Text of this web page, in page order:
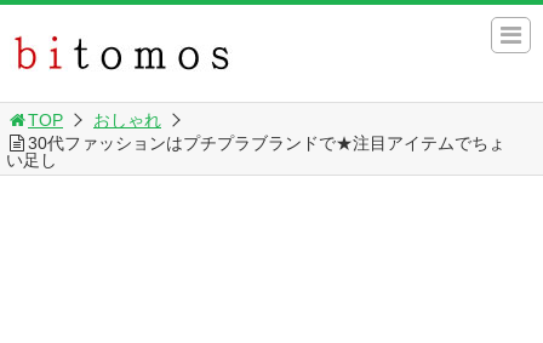
TOP
おしゃれ
30代ファッションはプチプラブランドで★注目アイテムでちょ
い足し